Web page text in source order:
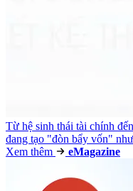
Từ hệ sinh thái tài chính
đang tạo "đòn bẩy vốn"
Xem thêm
eMagazine